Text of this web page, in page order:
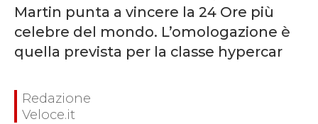
Martin punta a vincere la 24 Ore più
celebre del mondo. L’omologazione è
quella prevista per la classe hypercar
Redazione
Veloce.it